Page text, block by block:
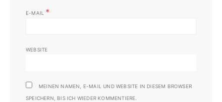
E-MAIL *
WEBSITE
MEINEN NAMEN, E-MAIL UND WEBSITE IN DIESEM BROWSER
SPEICHERN, BIS ICH WIEDER KOMMENTIERE.